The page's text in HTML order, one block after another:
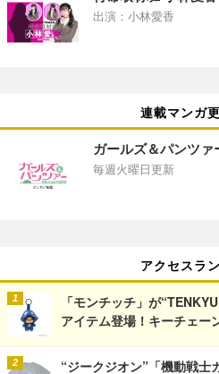
出演：小林愛香
連載マンガ
ガールズ＆パンツァ
毎週火曜日更新
アクセスラ
「モンチッチ」が
アイテム登場！キーチェー
“ジークジオン”「機動戦士